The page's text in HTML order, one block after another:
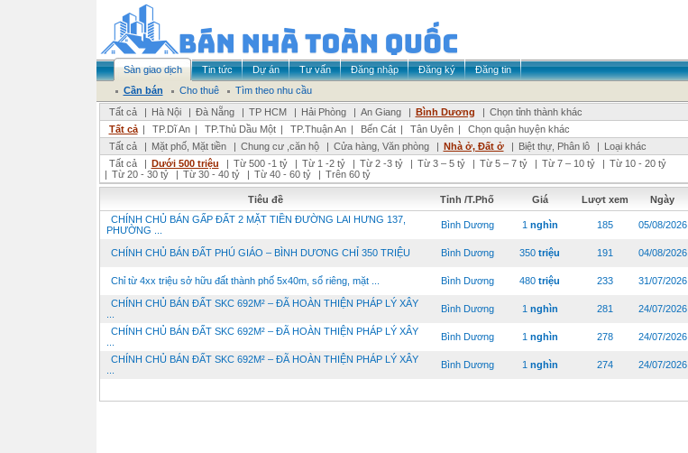
Sàn giao dịch Tin tức Dự án Tư vấn Đăng nhập Đăng ký
Đăng tin
Cần bán
Cho thuê
Tìm theo nhu cầu
Tất cả
| Hà Nội | Đà Nẵng | TP HCM | Hải Phòng | An Giang | Bình Dương | Chọn tỉnh thành khác
Tất cả | TP.Dĩ An | TP.Thủ Dầu Một | TP.Thuận An | Bến Cát | Tân Uyên |
Chọn quận huyện khác
Tất cả
| Mặt phố, Mặt tiền | Chung cư ,căn hộ | Cửa hàng, Văn phòng | Nhà ở, Đất ở | Biệt thự, Phân lô | Loại khác
Tất cả
| Dưới 500 triệu | Từ 500 -1 tỷ | Từ 1 -2 tỷ | Từ 2 -3 tỷ | Từ 3 – 5 tỷ | Từ 5 – 7 tỷ | Từ 7 – 10 tỷ | Từ 10 - 20 tỷ
| Từ 20 - 30 tỷ | Từ 30 - 40 tỷ | Từ 40 - 60 tỷ | Trên 60 tỷ
Tiêu đề Tỉnh /T.Phố Giá Lượt xem
Ngày
CHÍNH CHỦ BÁN GẤP ĐẤT 2 MẶT TIỀN ĐƯỜNG LAI HƯNG 137,
PHƯỜNG ...
Bình Dương 1 nghìn 185 05/08/2026
CHÍNH CHỦ BÁN ĐẤT PHÚ GIÁO – BÌNH DƯƠNG CHỈ 350 TRIỆU Bình Dương 350 triệu 191 04/08/2026
Chỉ từ 4xx triệu sở hữu đất thành phố 5x40m, sổ riêng, mặt ... Bình Dương 480 triệu 233 31/07/2026
CHÍNH CHỦ BÁN ĐẤT SKC 692M² – ĐÃ HOÀN THIỆN PHÁP LÝ XÂY
Bình Dương 1 nghìn 281 24/07/2026
CHÍNH CHỦ BÁN ĐẤT SKC 692M² – ĐÃ HOÀN THIỆN PHÁP LÝ XÂY
Bình Dương 1 nghìn 278 24/07/2026
CHÍNH CHỦ BÁN ĐẤT SKC 692M² – ĐÃ HOÀN THIỆN PHÁP LÝ XÂY
Bình Dương 1 nghìn 274 24/07/2026